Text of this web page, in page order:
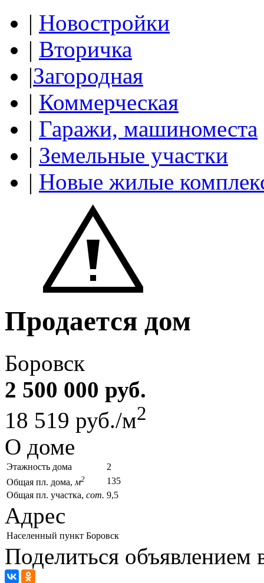
| Новостройки
| Вторичка
|Загородная
| Коммерческая
| Гаражи, машиноместа
| Земельные участки
| Новые жилые
Продается дом
Боровск
2 500 000 руб.
18 519 руб./м2
О доме
Этажность дома
2
Общая пл. дома, м2
135
Общая пл. участка, сот. 9,5
Адрес
Населенный пункт Боровск
Поделиться объявлением